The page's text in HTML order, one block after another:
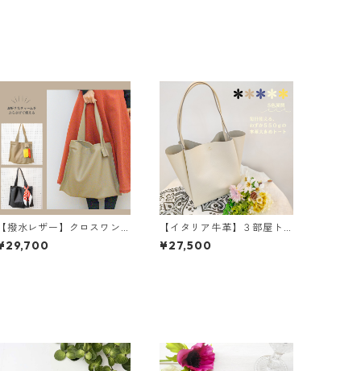
撥水レザー】クロスワン
ンドルバッグ＜2色展開
M6041
【イタリア牛革】３部屋ト
ートバッグ〈5色展開〉 イ
タリアンレザー 本革 カ
¥27,500